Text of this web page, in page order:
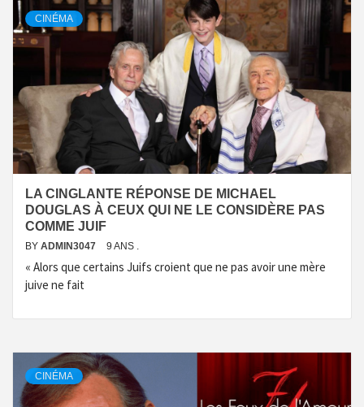
CINÉMA
LA CINGLANTE RÉPONSE DE MICHAEL
DOUGLAS À CEUX QUI NE LE CONSIDÈRE PAS
COMME JUIF
BY ADMIN3047 9 ANS .
« Alors que certains Juifs croient que ne pas avoir une mère
juive ne fait
CINÉMA